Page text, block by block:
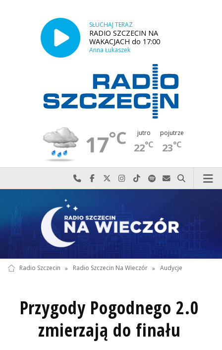
SŁUCHAJ TERAZ
RADIO SZCZECIN NA
WAKACJACH do 17:00
Anna Łukaszek
17°C jutro
22°C
pojutrze
23°C
Najlepiej po prostu do nas zadzwoń
Odwiedź nas na Facebook-u
Odwiedź nas na X
Odwiedź nas na Instagram-ie
Odwiedź nas na TikTok-u
Szukaj nas na Spotify
Wyślij do nas
Szukaj
Radio Szczecin » Radio Szczecin Na Wieczór » Audycje
Przygody Pogodnego 2.0
zmierzają do finału